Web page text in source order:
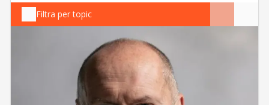
Filtra per topic